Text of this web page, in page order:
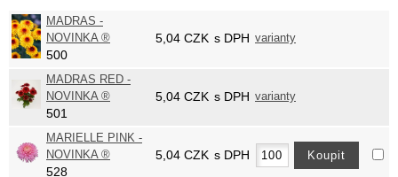
MADRAS -
NOVINKA ®
500
5,04 CZK s DPH varianty
MADRAS RED -
NOVINKA ®
501
5,04 CZK s DPH varianty
MARIELLE PINK -
NOVINKA ®
528
5,04 CZK s DPH